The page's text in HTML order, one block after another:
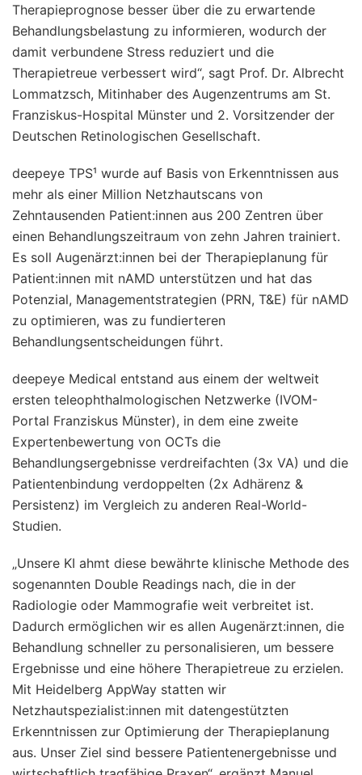
Therapieprognose besser über die zu erwartende
Behandlungsbelastung zu informieren, wodurch der
damit verbundene Stress reduziert und die
Therapietreue verbessert wird“, sagt Prof. Dr. Albrecht
Lommatzsch, Mitinhaber des Augenzentrums am St.
Franziskus-Hospital Münster und 2. Vorsitzender der
Deutschen Retinologischen Gesellschaft.
deepeye TPS¹ wurde auf Basis von Erkenntnissen aus
mehr als einer Million Netzhautscans von
Zehntausenden Patient:innen aus 200 Zentren über
einen Behandlungszeitraum von zehn Jahren trainiert.
Es soll Augenärzt:innen bei der Therapieplanung für
Patient:innen mit nAMD unterstützen und hat das
Potenzial, Managementstrategien (PRN, T&E) für nAMD
zu optimieren, was zu fundierteren
Behandlungsentscheidungen führt.
deepeye Medical entstand aus einem der weltweit
ersten teleophthalmologischen Netzwerke (IVOM-
Portal Franziskus Münster), in dem eine zweite
Expertenbewertung von OCTs die
Behandlungsergebnisse verdreifachten (3x VA) und die
Patientenbindung verdoppelten (2x Adhärenz &
Persistenz) im Vergleich zu anderen Real-World-
Studien.
„Unsere KI ahmt diese bewährte klinische Methode des
sogenannten Double Readings nach, die in der
Radiologie oder Mammografie weit verbreitet ist.
Dadurch ermöglichen wir es allen Augenärzt:innen, die
Behandlung schneller zu personalisieren, um bessere
Ergebnisse und eine höhere Therapietreue zu erzielen.
Mit Heidelberg AppWay statten wir
Netzhautspezialist:innen mit datengestützten
Erkenntnissen zur Optimierung der Therapieplanung
aus. Unser Ziel sind bessere Patientenergebnisse und